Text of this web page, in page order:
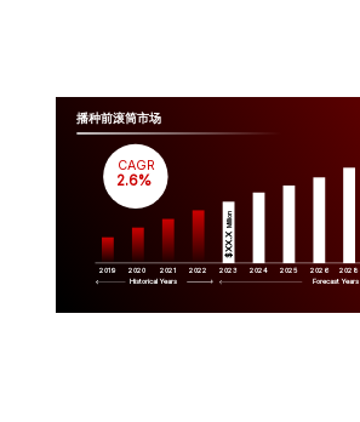
播种前滚筒市场
2019 2020 2021 2022 2023 2024 2025 2026 2028
$XX.X
Million
CAGR
2.6%
Historical Years Forecast Years